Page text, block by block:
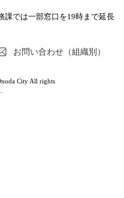
では一部窓口を19時まで延長
お問い合わせ（組織別）
City All rights